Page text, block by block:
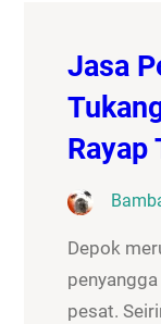
Jasa
Rayap
Depok
pesat.